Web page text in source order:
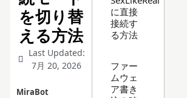
を切り替
える方法
Last Updated:
7月 20, 2026
MiraBot
に直接
接続す
る方法
ファー
ムウェ
ア書き